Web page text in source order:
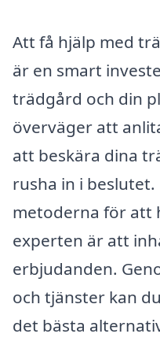
Att få hjälp med
är en smart
trädgård och din
överväger att
att beskära dina
rusha in i beslutet.
metoderna för att
experten är att
erbjudanden.
och tjänster kan
det bästa